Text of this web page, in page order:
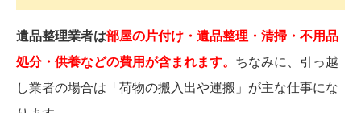
遺品整理業者は部屋の片付け・遺品整理・清掃・不用品
処分・供養などの費用が含まれます。 ちなみに、引っ越
し業者の場合は「荷物の搬入出や運搬」が主な仕事にな